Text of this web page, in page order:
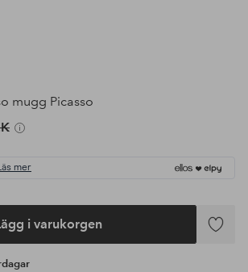
mugg Picasso
mer
i varukorgen
Lägg